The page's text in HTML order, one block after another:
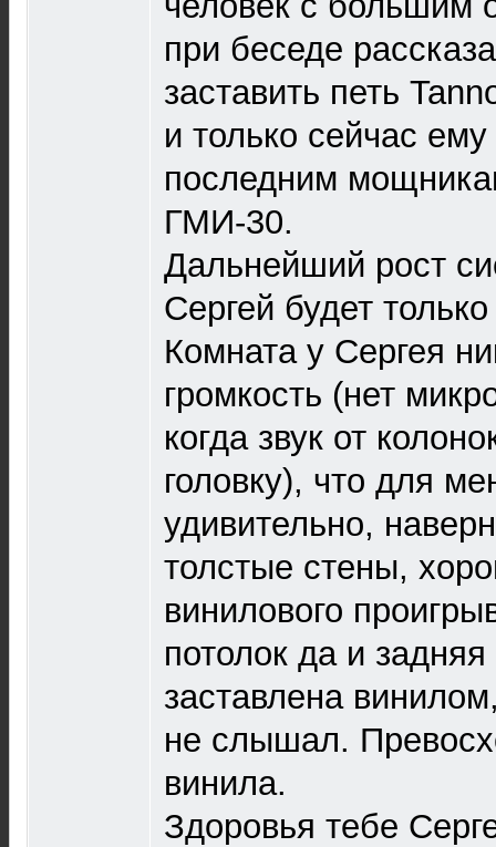
при беседе
заставить петь
и только сейчас
последним
ГМИ-30.
Дальнейший рост
Сергей будет
Комната у Сергея
громкость (нет
когда звук от
головку), что для
удивительно,
толстые стены,
винилового
потолок да и
заставлена
не слышал.
винила.
Здоровья тебе